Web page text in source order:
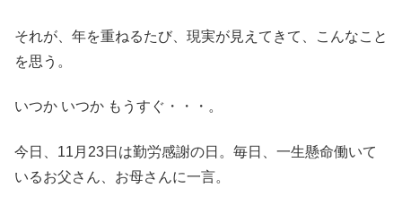
それが、年を重ねるたび、現実が見えてきて、こんなこと
を思う。
いつか いつか もうすぐ・・・。
今日、11月23日は勤労感謝の日。毎日、一生懸命働いて
いるお父さん、お母さんに一言。